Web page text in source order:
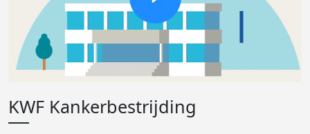
KWF Kankerbestrijding